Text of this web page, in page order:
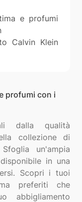
e profumi
Calvin Klein
profumi con i
dalla qualità
collezione di
un'ampia
in una
Scopri i tuoi
preferiti che
abbigliamento